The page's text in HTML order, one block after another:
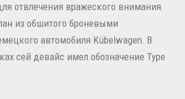
отвлечения вражеского внимания.
из обшитого броневыми
автомобиля Kübelwagen. В
сей девайс имел обозначение Type